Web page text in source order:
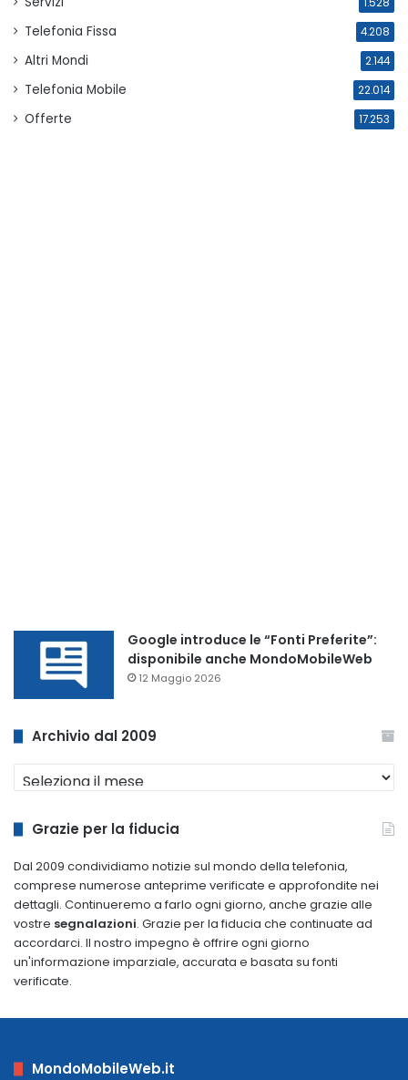
Telefonia Fissa 4.208
Altri Mondi 2.144
Telefonia Mobile 22.014
Offerte 17.253
Google introduce le “Fonti Preferite”:
disponibile anche MondoMobileWeb
12 Maggio 2026
Archivio dal 2009
Archivio
dal
Grazie per la fiducia
Dal 2009 condividiamo notizie sul mondo della telefonia,
comprese numerose anteprime verificate e approfondite nei
dettagli. Continueremo a farlo ogni giorno, anche grazie alle
vostre segnalazioni. Grazie per la fiducia che continuate ad
accordarci. Il nostro impegno è offrire ogni giorno
un'informazione imparziale, accurata e basata su fonti
verificate.
MondoMobileWeb.it